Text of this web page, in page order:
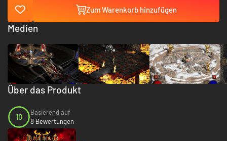
Zum Warenkorb hinzufügen
Über das Produkt
10
Basierend auf
8 Bewertungen
Medien